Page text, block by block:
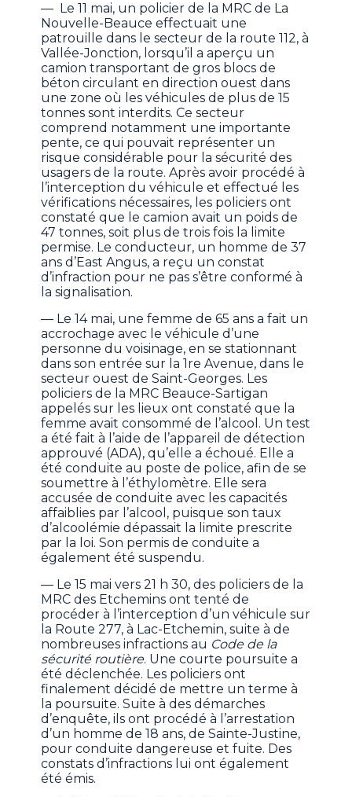
— Le 11 mai, un policier de la MRC de La
Nouvelle-Beauce effectuait une
patrouille dans le secteur de la route 112, à
Vallée-Jonction, lorsqu’il a aperçu un
camion transportant de gros blocs de
béton circulant en direction ouest dans
une zone où les véhicules de plus de 15
tonnes sont interdits. Ce secteur
comprend notamment une importante
pente, ce qui pouvait représenter un
risque considérable pour la sécurité des
usagers de la route. Après avoir procédé à
l’interception du véhicule et effectué les
vérifications nécessaires, les policiers ont
constaté que le camion avait un poids de
47 tonnes, soit plus de trois fois la limite
permise. Le conducteur, un homme de 37
ans d’East Angus, a reçu un constat
d’infraction pour ne pas s’être conformé à
la signalisation.
— Le 14 mai, une femme de 65 ans a fait un
accrochage avec le véhicule d’une
personne du voisinage, en se stationnant
dans son entrée sur la 1re Avenue, dans le
secteur ouest de Saint-Georges. Les
policiers de la MRC Beauce-Sartigan
appelés sur les lieux ont constaté que la
femme avait consommé de l’alcool. Un test
a été fait à l’aide de l’appareil de détection
approuvé (ADA), qu’elle a échoué. Elle a
été conduite au poste de police, afin de se
soumettre à l’éthylomètre. Elle sera
accusée de conduite avec les capacités
affaiblies par l’alcool, puisque son taux
d’alcoolémie dépassait la limite prescrite
par la loi. Son permis de conduite a
également été suspendu.
— Le 15 mai vers 21 h 30, des policiers de la
MRC des Etchemins ont tenté de
procéder à l’interception d’un véhicule sur
la Route 277, à Lac-Etchemin, suite à de
nombreuses infractions au Code de la
sécurité routière. Une courte poursuite a
été déclenchée. Les policiers ont
finalement décidé de mettre un terme à
la poursuite. Suite à des démarches
d’enquête, ils ont procédé à l’arrestation
d’un homme de 18 ans, de Sainte-Justine,
pour conduite dangereuse et fuite. Des
constats d’infractions lui ont également
été émis.